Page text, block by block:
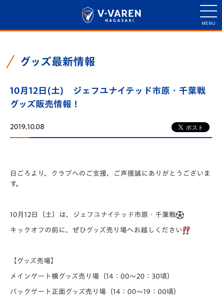
グッズ最新情報
10月12日(土) ジェフユナイテッド市原・千葉戦
グッズ販売情報！
2019.10.08
日ごろより、クラブへのご支援、ご声援誠にありがとうございま
す。
10月12日（土）は、ジェフユナイテッド市原・千葉戦
キックオフの前に、ぜひグッズ売り場へお越しください
【グッズ売場】
メインゲート横グッズ売り場（14：00～20：30頃）
バックゲート正面グッズ売り場（14：00～19：00頃）